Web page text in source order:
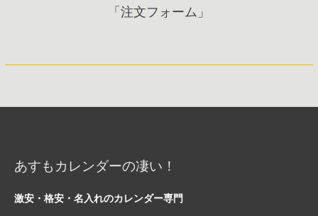
「注文フォーム」
あすもカレンダーの凄い！
激安・格安・名入れのカレンダー専門